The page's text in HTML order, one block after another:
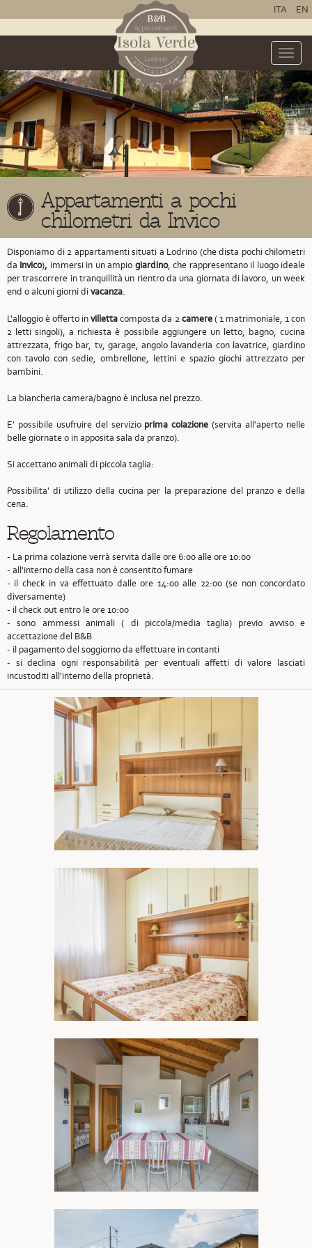
ITA EN
Toggle
Appartamenti a pochi
chilometri da Invico
Disponiamo di 2 appartamenti situati a Lodrino (che dista pochi chilometri
da Invico), immersi in un ampio giardino, che rappresentano il luogo ideale
per trascorrere in tranquillità un rientro da una giornata di lavoro, un week
end o alcuni giorni divacanza.
L'alloggio è offerto invillettacomposta da 2camere( 1 matrimoniale, 1 con
2 letti singoli), a richiesta è possibile aggiungere un letto, bagno, cucina
attrezzata, frigo bar, tv, garage, angolo lavanderia con lavatrice, giardino
con tavolo con sedie, ombrellone, lettini e spazio giochi attrezzato per
bambini.
La biancheria camera/bagno è inclusa nel prezzo.
E' possibile usufruire del servizio prima colazione (servita all'aperto nelle
belle giornate o in apposita sala da pranzo).
Si accettano animali di piccola taglia:
Possibilita' di utilizzo della cucina per la preparazione del pranzo e della
cena.
Regolamento
- La prima colazione verrà servita dalle ore 6:00 alle ore 10:00
- all'interno della casa non è consentito fumare
- il check in va effettuato dalle ore 14:00 alle 22:00 (se non concordato
diversamente)
- il check out entro le ore 10:00
- sono ammessi animali ( di piccola/media taglia) previo avviso e
accettazione del B&B
- il pagamento del soggiorno da effettuare in contanti
- si declina ogni responsabilità per eventuali affetti di valore lasciati
incustoditi all'interno della proprietà.